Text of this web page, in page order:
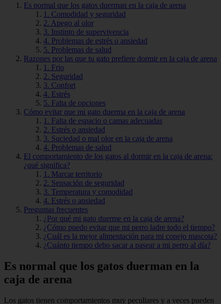
Es normal que los gatos duerman en la caja de arena
1. Comodidad y seguridad
2. Apego al olor
3. Instinto de supervivencia
4. Problemas de estrés o ansiedad
5. Problemas de salud
Razones por las que tu gato prefiere dormir en la caja de arena
1. Frio
2. Seguridad
3. Confort
4. Estrés
5. Falta de opciones
Cómo evitar que mi gato duerma en la caja de arena
1. Falta de espacio o camas adecuadas
2. Estrés o ansiedad
3. Suciedad o mal olor en la caja de arena
4. Problemas de salud
El comportamiento de los gatos al dormir en la caja de arena:
¿qué significa?
1. Marcar territorio
2. Sensación de seguridad
3. Temperatura y comodidad
4. Estrés o ansiedad
Preguntas frecuentes
¿Por qué mi gato duerme en la caja de arena?
¿Cómo puedo evitar que mi perro ladre todo el tiempo?
¿Cuál es la mejor alimentación para mi conejo mascota?
¿Cuánto tiempo debo sacar a pasear a mi perro al día?
Es normal que los gatos duerman en la
caja de arena
Los gatos tienen comportamientos muy peculiares y a veces pueden